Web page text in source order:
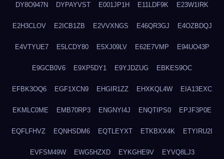
DY8O947N DYPAYVST E001JP1H E11LDF9K E23W1IRK
E2H3CLOV E2ICB1ZB E2VVXNGS E46QR3GJ E4OZBDQJ
E4VTYUE7 E5LCDY80 E5XJ09LV E62E7VMP E94UO43P
E9GCB0V6 E9XP5DY1 E9YJDZUG EBKES9OC
EFBK3OQ6 EGF1XCN9 EHGIR1ZZ EHXKQL4W EIA13EXC
EKMLC0ME EMB70RP3 ENGNYI4J ENQTIPS0 EPJF3P0E
EQFLFHVZ EQNHSDM6 EQTLEYXT ETKBXX4K ETYIRU2I
EVFSM49W EWG5HZXD EYKGHE9V EYVQ8LJ3